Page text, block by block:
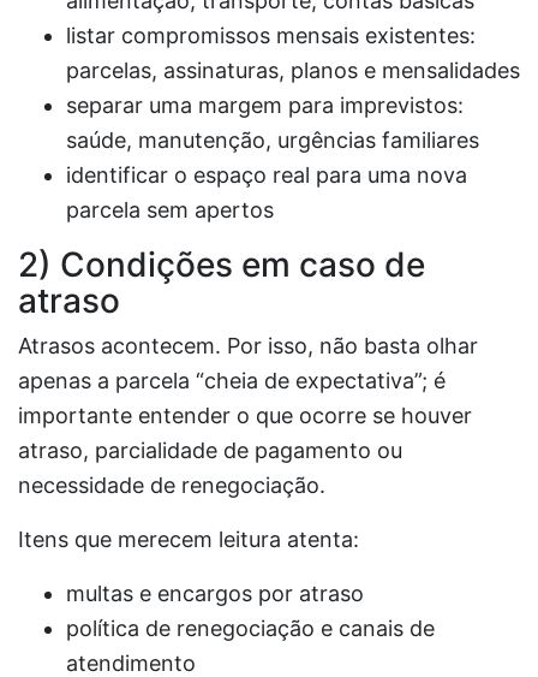
listar compromissos mensais existentes:
parcelas, assinaturas, planos e mensalidades
separar uma margem para imprevistos:
saúde, manutenção, urgências familiares
identificar o espaço real para uma nova
parcela sem apertos
2) Condições em caso de
atraso
Atrasos acontecem. Por isso, não basta olhar
apenas a parcela “cheia de expectativa”; é
importante entender o que ocorre se houver
atraso, parcialidade de pagamento ou
necessidade de renegociação.
Itens que merecem leitura atenta:
multas e encargos por atraso
política de renegociação e canais de
atendimento